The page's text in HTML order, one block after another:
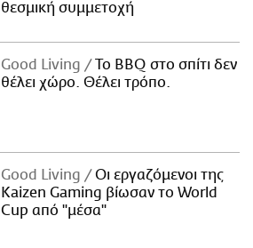
θεσμική συμμετοχή
Good Living
Το BBQ στο σπίτι δεν
θέλει χώρο. Θέλει τρόπο.
Good Living
Οι εργαζόμενοι της
Kaizen Gaming βίωσαν το World
Cup από "μέσα"